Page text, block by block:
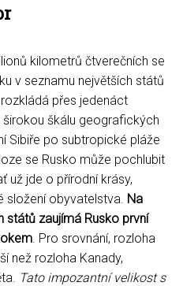
kilometrů čtverečních se
v seznamu největších států
přes jedenáct
škálu geografických
Sibiře po subtropické pláže
se Rusko může pochlubit
už jde o přírodní krásy,
složení obyvatelstva. Na
států zaujímá Rusko první
. Pro srovnání, rozloha
než rozloha Kanady,
Tato impozantní velikost s